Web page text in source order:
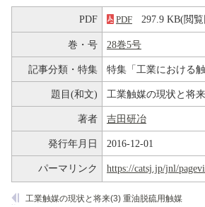
PDF PDF 297.9 KB(閲
巻・号 28巻5号
記事分類・特集 特集「工業における
題目(和文) 工業触媒の現状と将
著者 吉田研冶
発行年月日 2016-12-01
パーマリンク https://catsj.jp/jnl/
工業触媒の現状と将来(3) 重油脱硫用触媒